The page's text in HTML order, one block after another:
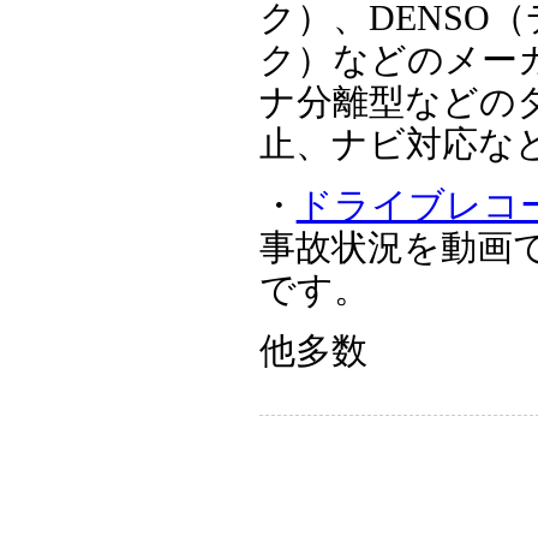
ク）、DENSO
ク）などのメー
ナ分離型などの
止、ナビ対応な
・
ドライブレコ
事故状況を動画
です。
他多数